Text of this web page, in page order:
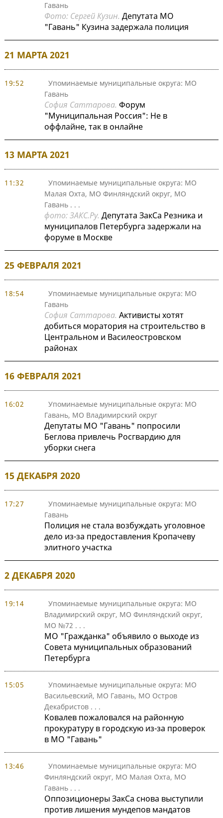
Гавань
Фото: Сергей Кузин. Депутата МО
"Гавань" Кузина задержала полиция
21 МАРТА 2021
19:52
Упоминаемые муниципальные округа: МО
Гавань
София Саттарова. Форум
"Муниципальная Россия": Не в
оффлайне, так в онлайне
13 МАРТА 2021
11:32
Упоминаемые муниципальные округа: МО
Малая Охта, МО Финляндский округ, МО
Гавань . . .
фото: ЗАКС.Ру. Депутата ЗакСа Резника и
муниципалов Петербурга задержали на
форуме в Москве
25 ФЕВРАЛЯ 2021
18:54
Упоминаемые муниципальные округа: МО
Гавань
София Саттарова. Активисты хотят
добиться моратория на строительство в
Центральном и Василеостровском
районах
16 ФЕВРАЛЯ 2021
16:02
Упоминаемые муниципальные округа: МО
Гавань, МО Владимирский округ
Депутаты МО "Гавань" попросили
Беглова привлечь Росгвардию для
уборки снега
15 ДЕКАБРЯ 2020
17:27
Упоминаемые муниципальные округа: МО
Гавань
Полиция не стала возбуждать уголовное
дело из-за предоставления Кропачеву
элитного участка
2 ДЕКАБРЯ 2020
19:14
Упоминаемые муниципальные округа: МО
Владимирский округ, МО Финляндский округ,
МО №72 . . .
МО "Гражданка" объявило о выходе из
Совета муниципальных образований
Петербурга
15:05
Упоминаемые муниципальные округа: МО
Васильевский, МО Гавань, МО Остров
Декабристов . . .
Ковалев пожаловался на районную
прокуратуру в городскую из-за проверок
в МО "Гавань"
13:46
Упоминаемые муниципальные округа: МО
Финляндский округ, МО Малая Охта, МО
Гавань . . .
Оппозиционеры ЗакСа снова выступили
против лишения мундепов мандатов